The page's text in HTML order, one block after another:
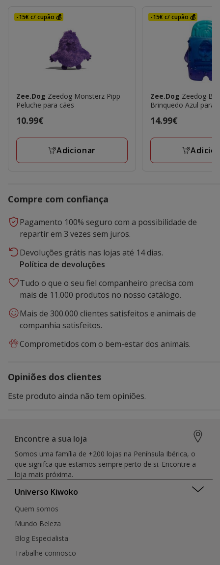
-15€ c/ cupão 💰
Zee.Dog Zeedog Monsterz Pipp
Peluche para cães
Preço
10.99€
Adicionar
-15€ c/ cupão 💰
Zee.Dog Zeedog
Brinquedo Azul para
Preço
14.99€
Compre com confiança
Pagamento 100% seguro com a possibilidade de
repartir em 3 vezes sem juros.
Devoluções grátis nas lojas até 14 dias.
Política de devoluções
Tudo o que o seu fiel companheiro precisa com
mais de 11.000 produtos no nosso catálogo.
Mais de 300.000 clientes satisfeitos e animais de
companhia satisfeitos.
Comprometidos com o bem-estar dos animais.
Opiniões dos clientes
Este produto ainda não tem opiniões.
Encontre a sua loja
Somos uma família de +200 lojas na Península Ibérica, o
que signifca que estamos sempre perto de si. Encontre a
loja mais próxima.
Universo Kiwoko
Quem somos
Mundo Beleza
Blog Especialista
Trabalhe connosco